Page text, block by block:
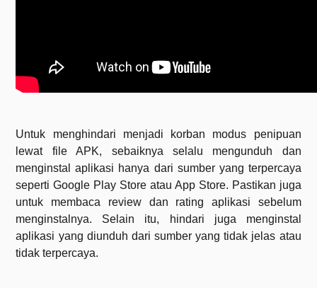
Untuk menghindari menjadi korban modus penipuan
lewat file APK, sebaiknya selalu mengunduh dan
menginstal aplikasi hanya dari sumber yang terpercaya
seperti Google Play Store atau App Store. Pastikan juga
untuk membaca review dan rating aplikasi sebelum
menginstalnya. Selain itu, hindari juga menginstal
aplikasi yang diunduh dari sumber yang tidak jelas atau
tidak terpercaya.